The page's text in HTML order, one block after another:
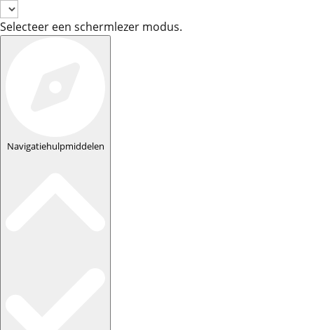
Selecteer een schermlezer modus.
Navigatiehulpmiddelen